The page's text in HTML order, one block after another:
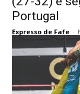
Portugal
Expresso de Fafe -